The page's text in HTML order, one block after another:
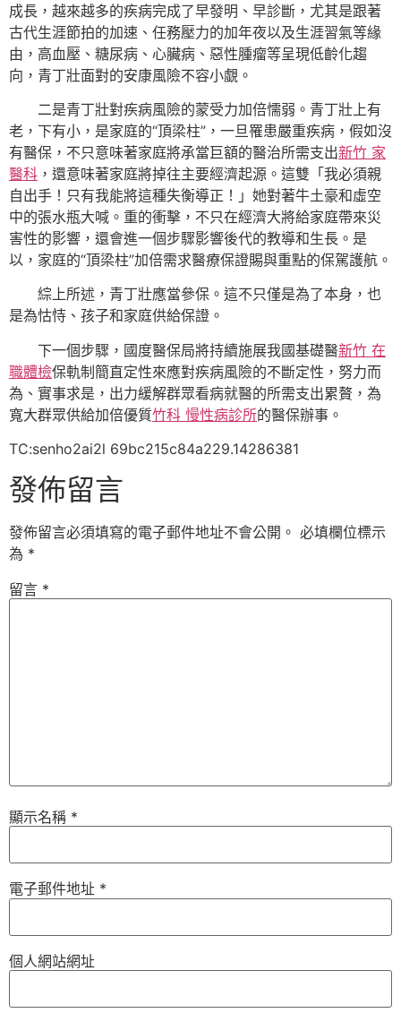
成長，越來越多的疾病完成了早發明、早診斷，尤其是跟著
古代生涯節拍的加速、任務壓力的加年夜以及生涯習氣等緣
由，高血壓、糖尿病、心臟病、惡性腫瘤等呈現低齡化趨
向，青丁壯面對的安康風險不容小覷。
二是青丁壯對疾病風險的蒙受力加倍懦弱。青丁壯上有
老，下有小，是家庭的“頂梁柱”，一旦罹患嚴重疾病，假如沒
有醫保，不只意味著家庭將承當巨額的醫治所需支出新竹 家
醫科 ，還意味著家庭將掉往主要經濟起源。這雙「我必須親
自出手！只有我能將這種失衡導正！」她對著牛土豪和虛空
中的張水瓶大喊。重的衝擊，不只在經濟大將給家庭帶來災
害性的影響，還會進一個步驟影響後代的教導和生長。是
以，家庭的“頂梁柱”加倍需求醫療保證賜與重點的保駕護航。
綜上所述，青丁壯應當參保。這不只僅是為了本身，也
是為怙恃、孩子和家庭供給保證。
下一個步驟，國度醫保局將持續施展我國基礎醫新竹 在
職體檢保軌制簡直定性來應對疾病風險的不斷定性，努力而
為、實事求是，出力緩解群眾看病就醫的所需支出累贅，為
寬大群眾供給加倍優質竹科 慢性病診所的醫保辦事。
TC:senho2ai2l 69bc215c84a229.14286381
發佈留言
發佈留言必須填寫的電子郵件地址不會公開。 必填欄位標示
為 *
留言 *
顯示名稱 *
電子郵件地址 *
個人網站網址